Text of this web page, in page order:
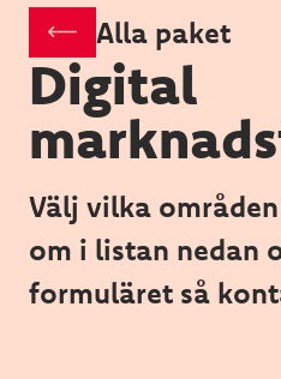
Alla paket
Digital
Välj vilka
om i listan nedan
formuläret så